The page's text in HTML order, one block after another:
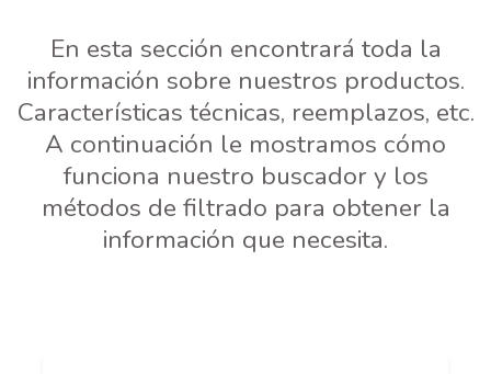
En esta sección encontrará toda la
información sobre nuestros productos.
Características técnicas, reemplazos, etc.
A continuación le mostramos cómo
funciona nuestro buscador y los
métodos de filtrado para obtener la
información que necesita.